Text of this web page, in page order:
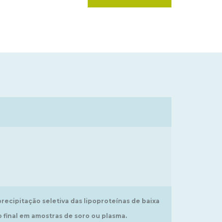
seletiva das lipoproteínas de baixa
em amostras de soro ou plasma.